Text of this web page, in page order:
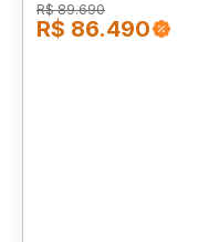
R$ 89.690
R$ 86.490